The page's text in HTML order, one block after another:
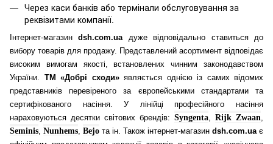
Через каси банків або термінали обслуговування за
реквізитами компанії.
Інтернет-магазинdsh.com.uaдуже відповідально ставиться до
вибору товарів для продажу. Представлений асортимент відповідає
високим вимогам якості, встановлених чинним законодавством
України. ТМ «Добрі сходи»являється однією із самих відомих
представників перевіреного за європейськими стандартами та
сертифікованого насіння. У лінійці професійного насіння
нараховуються десятки світових брендів: Syngenta, Rijk Zwaan,
Seminis, Nunhems, Bejo та ін. Також інтернет-магазин dsh.com.uaє